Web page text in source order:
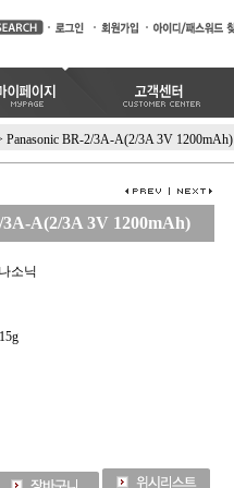
Panasonic BR-2/3A-A(2/3A 3V 1200mAh)
3A-A(2/3A 3V 1200mAh)
소닉